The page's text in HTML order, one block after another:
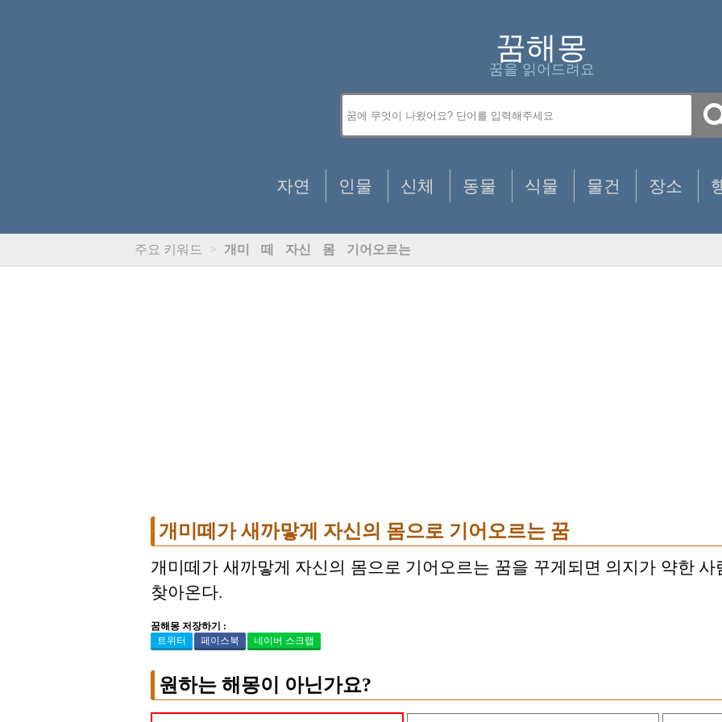
꿈해몽
꿈을 읽어드려요
자연 인물 신체 동물 식물 물건 장소
주요 키워드 > 개미 떼 자신 몸 기어오르는
개미떼가 새까맣게 자신의 몸으로 기어오르는 꿈
개미떼가 새까맣게 자신의 몸으로 기어오르는 꿈을 꾸게되면 의지가 약한
찾아온다.
꿈해몽 저장하기 :
트위터
페이스북 네이버 스크랩
원하는 해몽이 아닌가요?